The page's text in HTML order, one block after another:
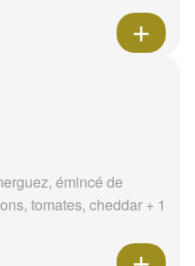
émincé de
tomates, cheddar + 1